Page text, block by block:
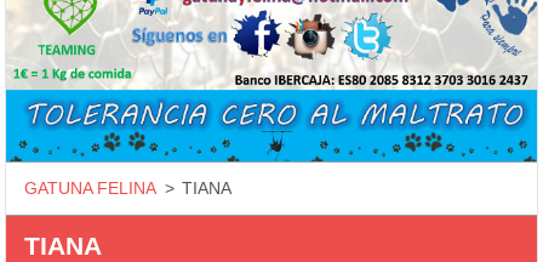
GATUNA FELINA > TIANA
TIANA